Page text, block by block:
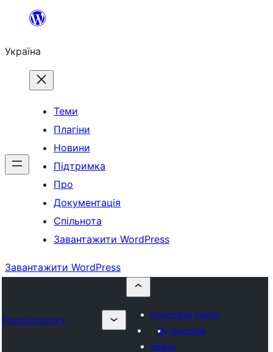
Перейти
вмісту
Україна
Теми
Плагіни
Новини
Підтримка
Про
Документація
Спільнота
Завантажити WordPress
Завантажити WordPress
Plugin Directory
Надіслати плагін
My favorites
Увійти